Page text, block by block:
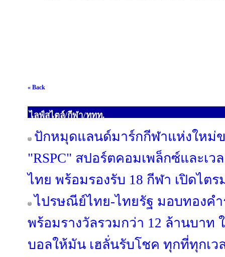
« Back
ไลฟ์สไตล์/กีฬา/ททท.
ปักหมุดแลนด์มาร์กกีฬาแห่งใหม่ข
"RSPC" สปอร์ตคอมเพล็กซ์และเว
ไทย พร้อมรองรับ 18 กีฬา เปิดไตร
ไปรษณีย์ไทย-ไทยรัฐ มอบทองค
พร้อมรางวัลรวมกว่า 12 ล้านบาท
บอลให้มัน เฮลั่นรับโชค ทุกที่ทุกเ